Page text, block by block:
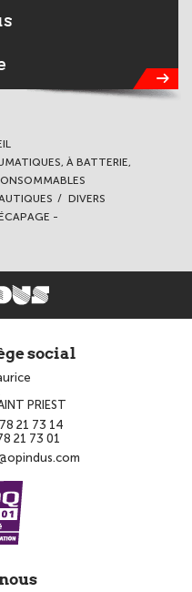
À BATTERIE,
DIVERS
-
social
PRIEST
21 73 14
21 73 01